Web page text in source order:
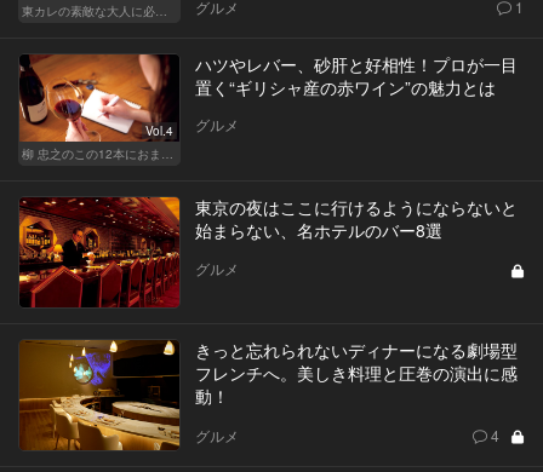
グルメ 1
Vol.4
ハツやレバー、砂肝と好相性！プロが一目
置く“ギリシャ産の赤ワイン”の魅力とは
グルメ
東京の夜はここに行けるようにならないと
始まらない、名ホテルのバー8選
グルメ
きっと忘れられないディナーになる劇場型
フレンチへ。美しき料理と圧巻の演出に感
動！
グルメ 4